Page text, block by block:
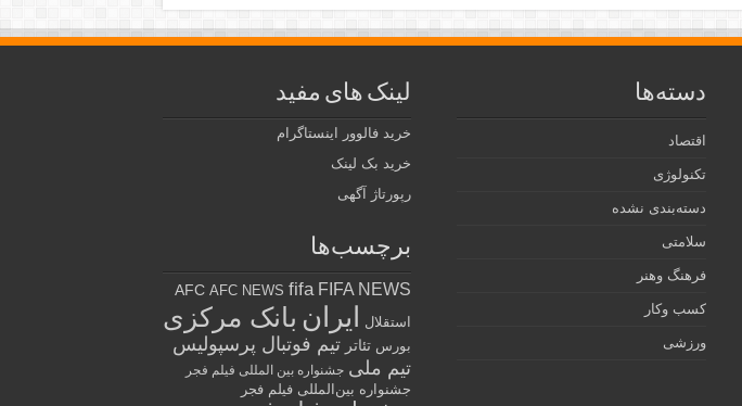
دسته‌ها
اقتصاد
تکنولوژی
دسته‌بندی نشده
سلامتی
فرهنگ وهنر
کسب وکار
ورزشی
لینک های مفید
خرید فالوور اینستاگرام
خرید بک لینک
رپورتاژ آگهی
برچسب‌ها
AFC AFC NEWS fifa FIFA NEWS
استقلال ایران بانک مرکزی
بورس تئاتر تیم فوتبال پرسپولیس
تیم ملی جشنواره بین المللی فیلم فجر
جشنواره بین‌المللی فیلم فجر